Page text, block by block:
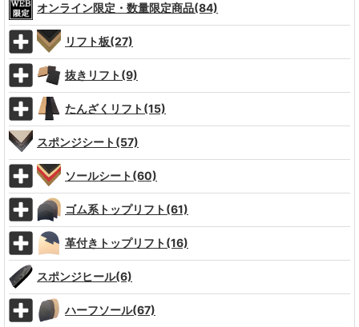
オンライン限定・数量限定商品(84)
リフト板(27)
抜きリフト(9)
たんざくリフト(15)
スポンジシート(57)
ソールシート(60)
ゴム系トップリフト(61)
革付きトップリフト(16)
スポンジヒール(6)
ハーフソール(67)